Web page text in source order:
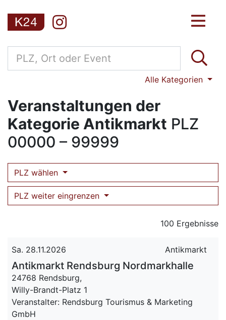
Alle Kategorien
Veranstaltungen der
Kategorie Antikmarkt PLZ
00000 – 99999
PLZ wählen
PLZ weiter eingrenzen
100 Ergebnisse
Sa. 28.11.2026 Antikmarkt
Antikmarkt Rendsburg Nordmarkhalle
24768 Rendsburg,
Willy-Brandt-Platz 1
Veranstalter: Rendsburg Tourismus & Marketing
GmbH